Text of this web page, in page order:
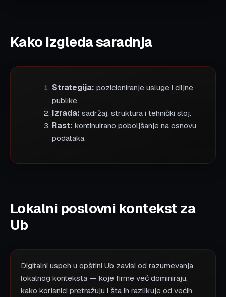
Kako izgleda saradnja
Strategija: pozicioniranje usluge i ciljne
publike.
Izrada: sadržaj, struktura i tehnički sloj.
Rast: kontinuirano poboljšanje na osnovu
podataka.
Lokalni poslovni kontekst za
Ub
Digitalni uspeh u opštini Ub zavisi od razumevanja
lokalnog konteksta — koje firme već dominiraju,
kako korisnici pretražuju i šta ih razlikuje od većih